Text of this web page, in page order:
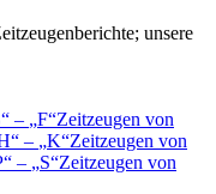
unsere
– F Zeitzeugen von
– K Zeitzeugen von
– S Zeitzeugen von